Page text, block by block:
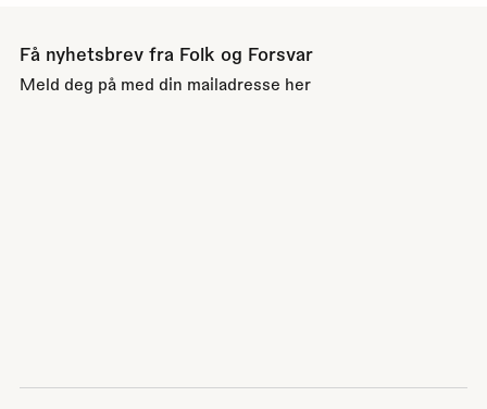
Få nyhetsbrev fra Folk og Forsvar
Meld deg på med din mailadresse her